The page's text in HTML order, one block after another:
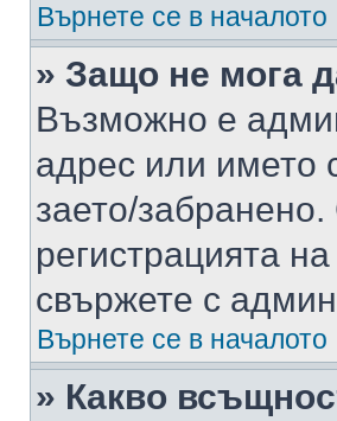
Върнете се в началото
» Защо не мога
Възможно е
адрес или името
заето/
регистрацията
свържете с
Върнете се в началото
» Какво